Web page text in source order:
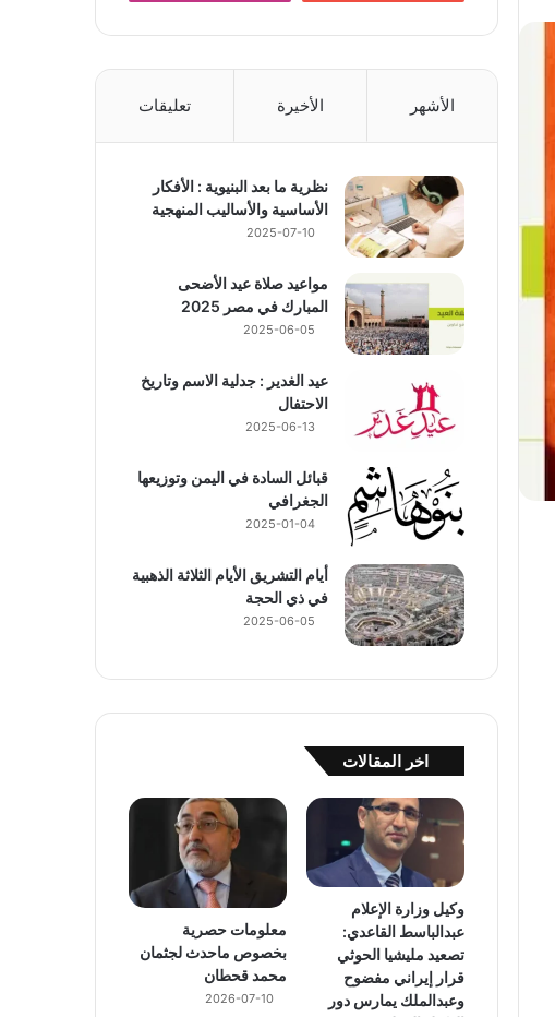
الأشهر الأخيرة تعليقات
نظرية ما بعد البنيوية : الأفكار
الأساسية والأساليب المنهجية
2025-07-10
مواعيد صلاة عيد الأضحى
المبارك في مصر 2025
2025-06-05
عيد الغدير : جدلية الاسم وتاريخ
الاحتفال
2025-06-13
قبائل السادة في اليمن وتوزيعها
الجغرافي
2025-01-04
أيام التشريق الأيام الثلاثة الذهبية
في ذي الحجة
2025-06-05
اخر المقالات
وكيل وزارة الإعلام
عبدالباسط القاعدي:
تصعيد مليشيا الحوثي
قرار إيراني مفضوح
وعبدالملك يمارس دور
معلومات حصرية
بخصوص ماحدث لجثمان
محمد قحطان
2026-07-10